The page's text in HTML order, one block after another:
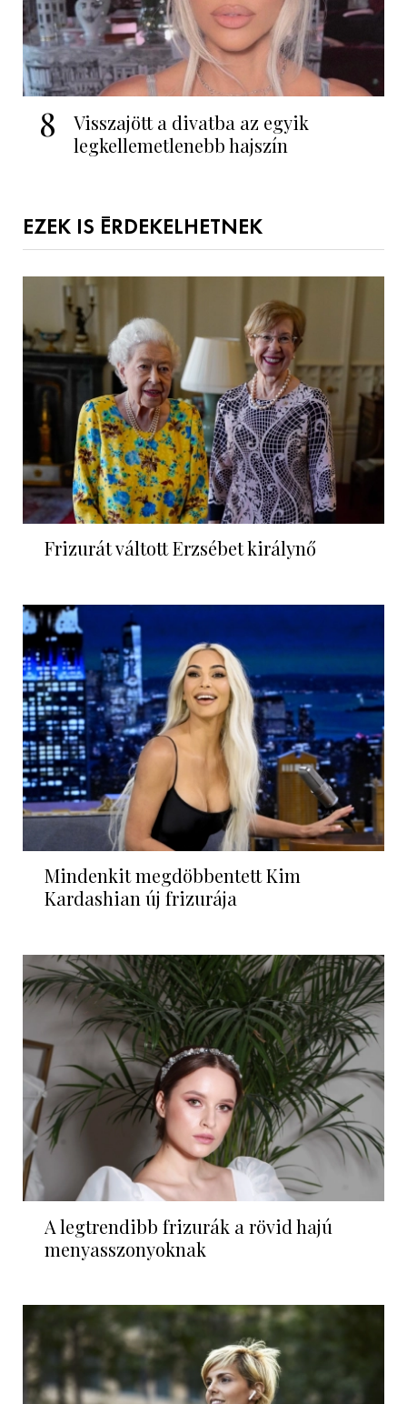
8
Visszajött a divatba az egyik
legkellemetlenebb hajszín
EZEK IS ÉRDEKELHETNEK
Frizurát váltott Erzsébet királynő
Mindenkit megdöbbentett Kim
Kardashian új frizurája
A legtrendibb frizurák a rövid hajú
menyasszonyoknak